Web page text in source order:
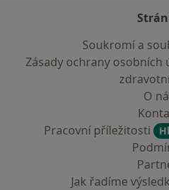
Soukromí a
Zásady ochrany osobních
O
Pracovní příležitosti
Jak řadíme